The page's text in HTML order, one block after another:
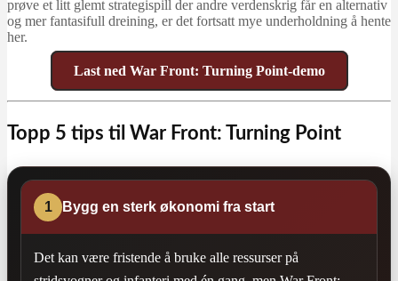
prøve et litt glemt strategispill der andre verdenskrig får en alternativ
og mer fantasifull dreining, er det fortsatt mye underholdning å hente
her.
Last ned War Front: Turning Point-demo
Topp 5 tips til War Front: Turning Point
1 Bygg en sterk økonomi fra start
Det kan være fristende å bruke alle ressurser på